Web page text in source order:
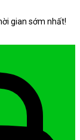
gian sớm nhất!